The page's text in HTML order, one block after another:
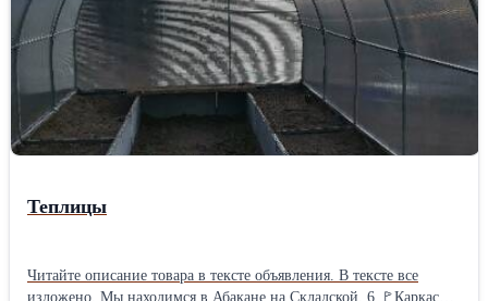
перекрытиях, с последующем ковром теплоизоляции и
наплавляемой кровли, для устройства стеновых конструкций.
Подробнее о профлисте Н-60
Теплицы
Читайте описание товара в тексте объявления. В тексте все
изложено. Мы находимся в Абакане на Складской, 6 🚩Каркас